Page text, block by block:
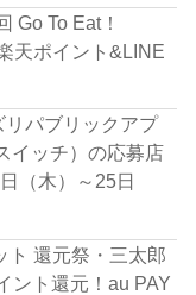
Go To Eat！
天ポイント&LINE
リパブリックアプ
イッチ）の応募店
（木）～25日
ト 還元祭・三太郎
ント還元！au PAY